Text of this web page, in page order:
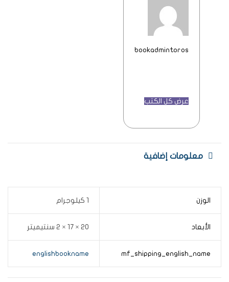
bookadmintoros
عرض كل الكتب
معلومات إضافية
الوزن 1 كيلوجرام
الأبعاد 20 × 17 × 2 سنتيميتر
mf_shipping_english_name
englishbookname